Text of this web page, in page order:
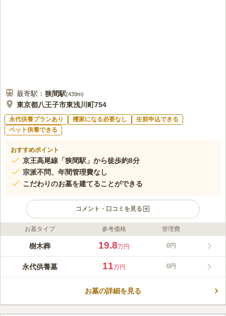
最寄駅： 狭間駅(439m)
東京都八王子市東浅川町754
永代供養プランあり 檀家になる必要なし
生前申込できる
ペット供養できる
おすすめポイント
京王高尾線「狭間駅」から徒歩約8分
宗派不問、年間管理費なし
こだわりのお墓を建てることができる
コメント・口コミを見る
ライフドット編集部のコメント
八王子市に位置し、京王高尾線「狭間駅」から徒歩8分の場所に
迎え、夏には裏庭で飼育されているゲンジボタルの観賞会が催さ
れるなど、季節を楽しめる場所として地元の人々にも愛されてい
お墓があります。
この霊園はまだ誰からも評価されていません。
お墓タイプ 参考価格 管理費
樹木葬 19.8万円 0円
永代供養墓 11万円 0円
お墓の詳細を見る